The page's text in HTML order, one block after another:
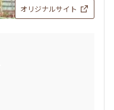
オリジナルサイト